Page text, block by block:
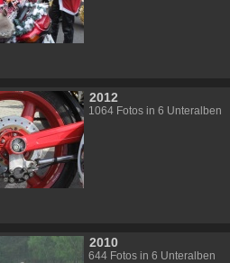
2012
1064 Fotos in 6 Unteralben
2010
644 Fotos in 6 Unteralben